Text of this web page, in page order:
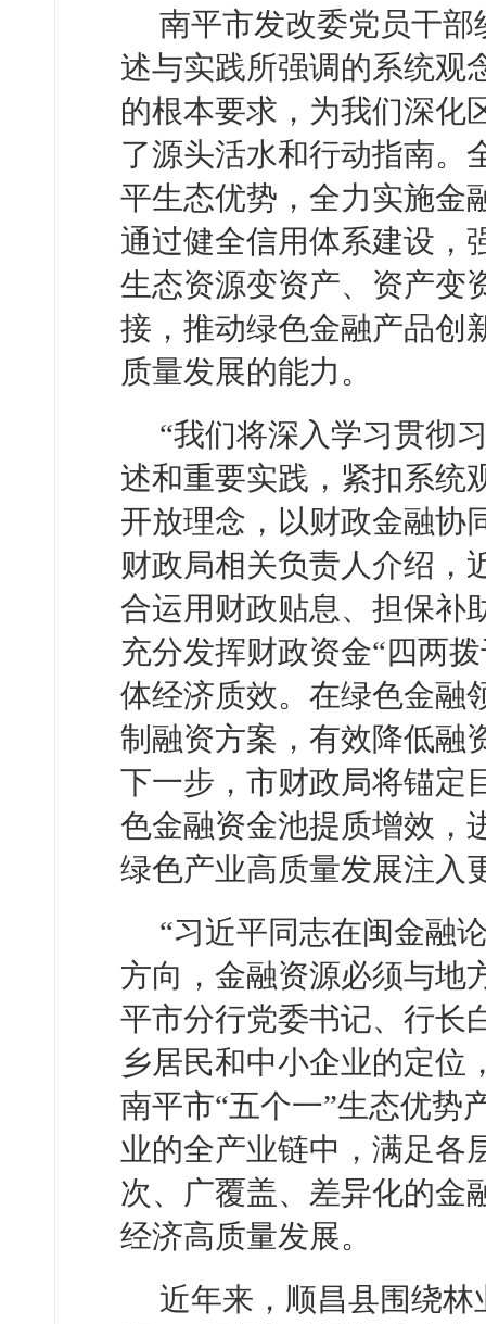
南平市发改委党员干
述与实践所强调的系统观
的根本要求，为我们深化
了源头活水和行动指南。
平生态优势，全力实施金
通过健全信用体系建设，
生态资源变资产、资产变
接，推动绿色金融产品创
质量发展的能力。
“我们将深入学习贯彻
述和重要实践，紧扣系统
开放理念，以财政金融协
财政局相关负责人介绍，
合运用财政贴息、担保补
充分发挥财政资金“四两
体经济质效。在绿色金融
制融资方案，有效降低融
下一步，市财政局将锚定
色金融资金池提质增效，
绿色产业高质量发展注入
“习近平同志在闽金融
方向，金融资源必须与地
平市分行党委书记、行长
乡居民和中小企业的定位
南平市“五个一”生态优势
业的全产业链中，满足各
次、广覆盖、差异化的金
经济高质量发展。
近年来，顺昌县围绕